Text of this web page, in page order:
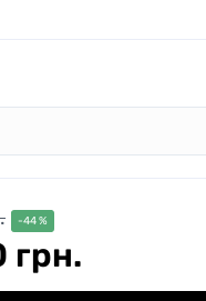
-44 %
грн.